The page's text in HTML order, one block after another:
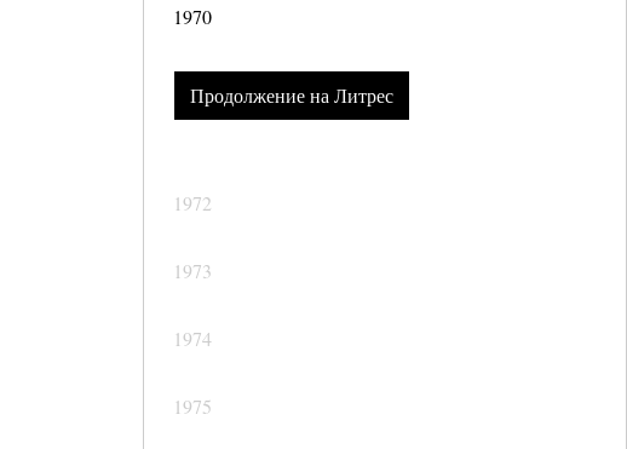
1970
Продолжение на Литрес
1972
1973
1974
1975